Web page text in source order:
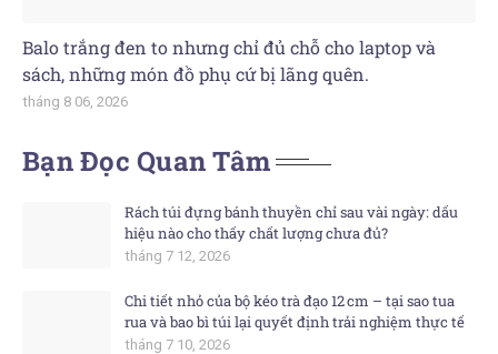
Balo trắng đen to nhưng chỉ đủ chỗ cho laptop và
sách, những món đồ phụ cứ bị lãng quên.
tháng 8 06, 2026
Bạn Đọc Quan Tâm
Rách túi đựng bánh thuyền chỉ sau vài ngày: dấu
hiệu nào cho thấy chất lượng chưa đủ?
tháng 7 12, 2026
Chi tiết nhỏ của bộ kéo trà đạo 12 cm – tại sao tua
rua và bao bì túi lại quyết định trải nghiệm thực tế
tháng 7 10, 2026